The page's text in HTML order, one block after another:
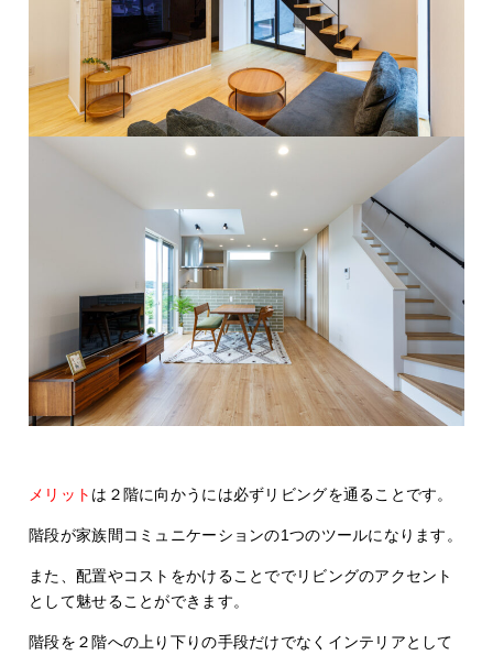
メリット は２階に向かうには必ずリビングを通ることです。
階段が家族間コミュニケーションの1つのツールになります。
また、配置やコストをかけることででリビングのアクセント
として魅せることができます。
階段を２階への上り下りの手段だけでなくインテリアとして